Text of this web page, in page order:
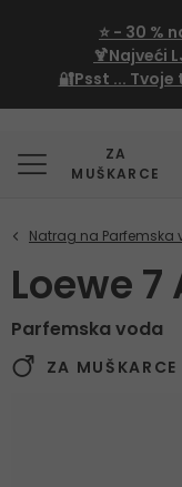
⭐ - 30 %
🍹Najveći
🔐Psst ...
ZA
MUŠKARCE
Loewe
Parfemska voda
ZA MUŠKARCE